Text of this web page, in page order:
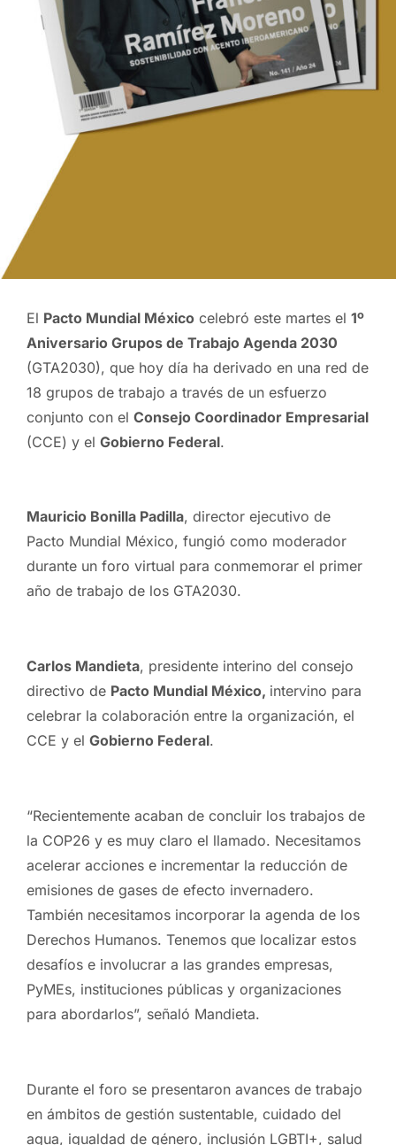
El Pacto Mundial México celebró este martes el 1º
Aniversario Grupos de Trabajo Agenda 2030
(GTA2030), que hoy día ha derivado en una red de
18 grupos de trabajo a través de un esfuerzo
conjunto con el Consejo Coordinador Empresarial
(CCE) y el Gobierno Federal.
Mauricio Bonilla Padilla, director ejecutivo de
Pacto Mundial México, fungió como moderador
durante un foro virtual para conmemorar el primer
año de trabajo de los GTA2030.
Carlos Mandieta, presidente interino del consejo
directivo de Pacto Mundial México, intervino para
celebrar la colaboración entre la organización, el
CCE y el Gobierno Federal.
“Recientemente acaban de concluir los trabajos de
la COP26 y es muy claro el llamado. Necesitamos
acelerar acciones e incrementar la reducción de
emisiones de gases de efecto invernadero.
También necesitamos incorporar la agenda de los
Derechos Humanos. Tenemos que localizar estos
desafíos e involucrar a las grandes empresas,
PyMEs, instituciones públicas y organizaciones
para abordarlos”, señaló Mandieta.
Durante el foro se presentaron avances de trabajo
en ámbitos de gestión sustentable, cuidado del
agua, igualdad de género, inclusión LGBTI+, salud